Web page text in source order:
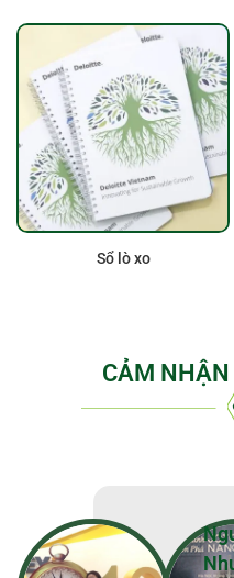
Sổ lò xo
CẢM